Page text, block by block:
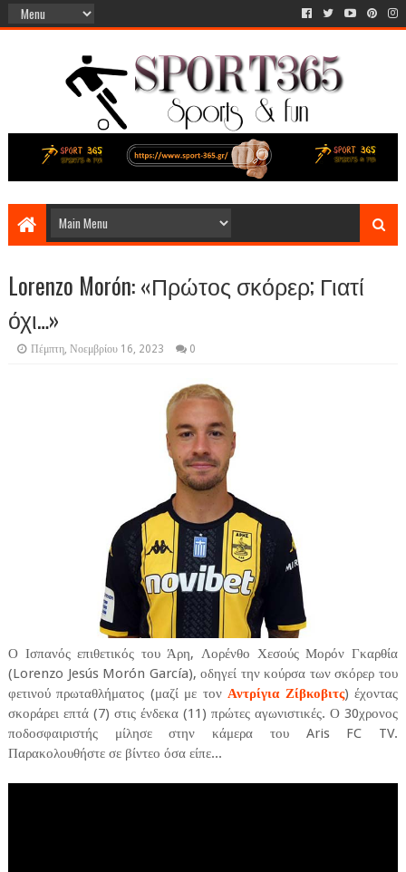
Lorenzo Morón: «Πρώτος σκόρερ; Γιατί
όχι…»
Πέμπτη, Νοεμβρίου 16, 2023 0
Ο Ισπανός επιθετικός του Άρη, Λορένθο Χεσούς Μορόν Γκαρθία
(Lorenzo Jesús Morón García), οδηγεί την κούρσα των σκόρερ του
φετινού πρωταθλήματος (μαζί με τονΑντρίγια Ζίβκοβιτς) έχοντας
σκοράρει επτά (7) στις ένδεκα (11) πρώτες αγωνιστικές. Ο 30χρονος
ποδοσφαιριστής μίλησε στην κάμερα του Aris FC TV.
Παρακολουθήστε σε βίντεο όσα είπε...